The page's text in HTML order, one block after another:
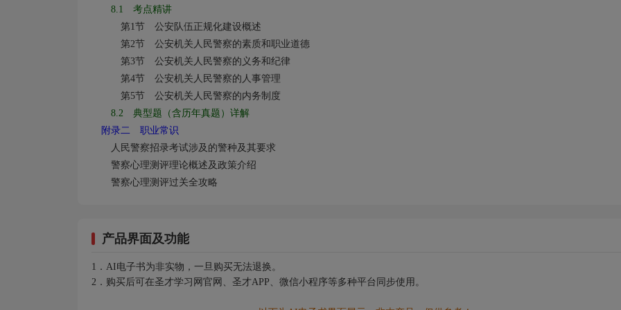
8.1 考点精讲
第1节 公安队伍正规化建设概述
第2节 公安机关人民警察的素质和职业道德
第3节 公安机关人民警察的义务和纪律
第4节 公安机关人民警察的人事管理
第5节 公安机关人民警察的内务制度
8.2 典型题（含历年真题）详解
附录二 职业常识
人民警察招录考试涉及的警种及其要求
警察心理测评理论概述及政策介绍
警察心理测评过关全攻略
产品界面及功能
1．AI电子书为非实物，一旦购买无法退换。
2．购买后可在圣才学习网官网、圣才APP、微信小程序等多种平台同步使用。